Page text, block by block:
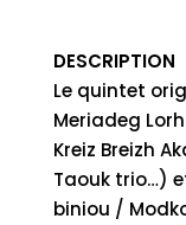
DESCRIPTION
Le quintet
Meriadeg
Kreiz Breizh
Taouk trio…)
biniou /